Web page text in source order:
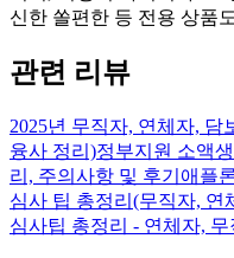
신한 쏠편한 등 전용 상품
관련 리뷰
2025년 무직자, 연체자,
융사 정리)정부지원 소액
리, 주의사항 및 후기 애플
심사 팁 총정리(무직자, 연
심사팁 총정리 - 연체자,